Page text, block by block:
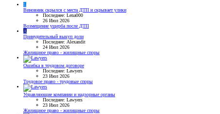
L
Виновник скрылся с места ДТП и скрывает улики
Последнее: Lena000
26 Июл 2026
Возмещение ущерба после ДТП
A
Принудительный выкуп доли
Последнее: Alexandit
24 Июл 2026
Жилищное право - жилищные споры
Ошибка в трудовом договоре
Последнее: Lawyers
23 Июл 2026
Трудовое право - трудовые споры
Управляющие компании и надзорные органы
Последнее: Lawyers
23 Июл 2026
Жилищное право - жилищные споры